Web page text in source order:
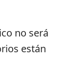
no será
están